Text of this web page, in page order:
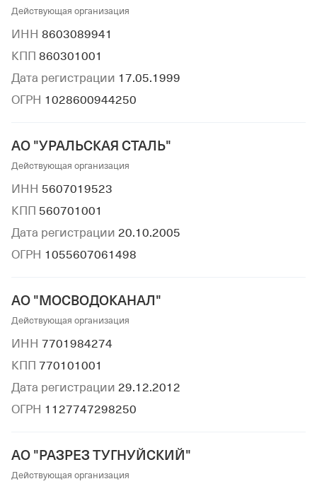
Действующая организация
ИНН 8603089941
КПП 860301001
Дата регистрации 17.05.1999
ОГРН 1028600944250
АО "УРАЛЬСКАЯ СТАЛЬ"
Действующая организация
ИНН 5607019523
КПП 560701001
Дата регистрации 20.10.2005
ОГРН 1055607061498
АО "МОСВОДОКАНАЛ"
Действующая организация
ИНН 7701984274
КПП 770101001
Дата регистрации 29.12.2012
ОГРН 1127747298250
АО "РАЗРЕЗ ТУГНУЙСКИЙ"
Действующая организация